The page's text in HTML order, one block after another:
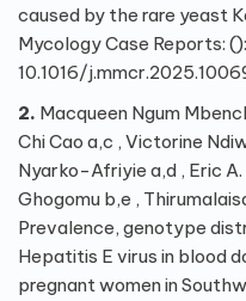
caused by the rare yeast
Mycology Case Reports: ():
10.1016/
2. Macqueen Ngum
Chi Cao a,c , Victorine
Nyarko-Afriyie a,d , Eric
Ghogomu b,e ,
Prevalence, genotype
Hepatitis E virus in blood
pregnant women in